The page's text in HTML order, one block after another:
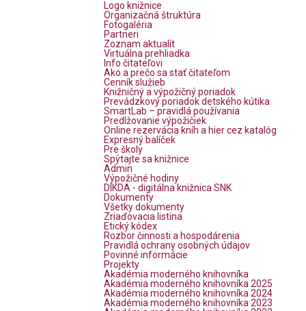
Logo knižnice
Organizačná štruktúra
Fotogaléria
Partneri
Zoznam aktualít
Virtuálna prehliadka
Info čitateľovi
Ako a prečo sa stať čitateľom
Cenník služieb
Knižničný a výpožičný poriadok
Prevádzkový poriadok detského kútika
SmartLab – pravidlá používania
Predlžovanie výpožičiek
Online rezervácia kníh a hier cez katalóg
Expresný balíček
Pre školy
Spýtajte sa knižnice
Admin
Výpožičné hodiny
DIKDA - digitálna knižnica SNK
Dokumenty
Všetky dokumenty
Zriaďovacia listina
Etický kódex
Rozbor činnosti a hospodárenia
Pravidlá ochrany osobných údajov
Povinné informácie
Projekty
Akadémia moderného knihovníka
Akadémia moderného knihovníka 2025
Akadémia moderného knihovníka 2024
Akadémia moderného knihovníka 2023